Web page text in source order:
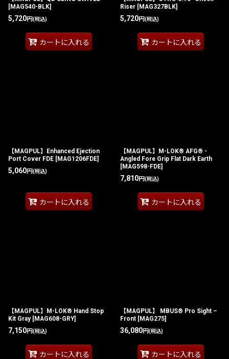
[MAG540-BLK]
5,720円(税込)
カートに入れる
Riser [MAG327BLK]
5,720円(税込)
カートに入れる
【MAGPUL】Enhanced Ejection
Port Cover FDE [MAG1206FDE]
5,060円(税込)
カートに入れる
【MAGPUL】M-LOK® AFG® -
Angled Fore Grip Flat Dark Earth
[MAG598-FDE]
7,810円(税込)
カートに入れる
【MAGPUL】M-LOK® Hand Stop
Kit Gray [MAG608-GRY]
7,150円(税込)
カートに入れる
【MAGPUL】 MBUS® Pro Sight –
Front [MAG275]
36,080円(税込)
カートに入れる